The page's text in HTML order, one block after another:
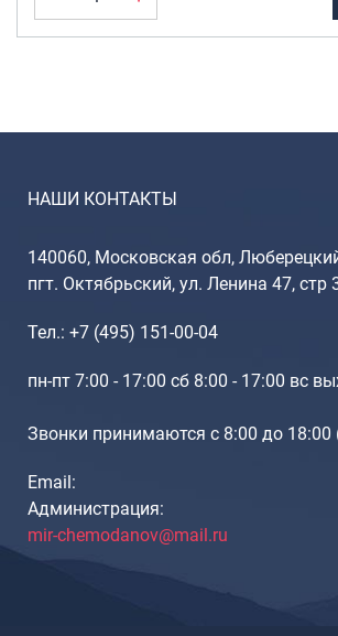
НАШИ КОНТАКТЫ
140060, Московская обл,
пгт. Октябрьский, ул. Ленина 47, стр
Тел.: +7 (495) 151-00-04
пн-пт 7:00 - 17:00 сб 8:00 - 17:00 вс
Звонки принимаются с 8:00 до 18:00
Email:
Администрация:
mir-chemodanov@mail.ru